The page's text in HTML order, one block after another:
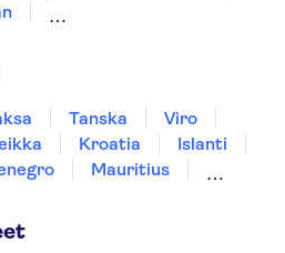
2026
Tanska
Viro
Kroatia
Islanti
Mauritius